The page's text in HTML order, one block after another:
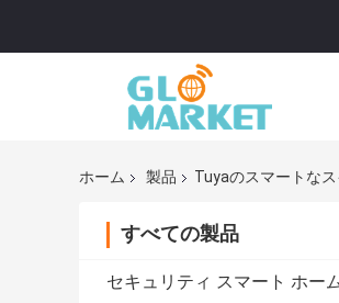
ホーム 製品 Tuyaのスマートな
すべての製品
セキュリティ スマート ホー